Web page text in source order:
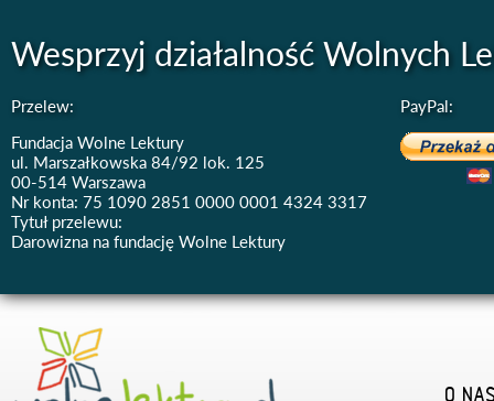
Wesprzyj działalność Wolnych
Przelew:
Fundacja Wolne Lektury
ul. Marszałkowska 84/92 lok. 125
00-514 Warszawa
Nr konta: 75 1090 2851 0000 0001 4324 3317
Tytuł przelewu:
Darowizna na fundację Wolne Lektury
PayPal:
O